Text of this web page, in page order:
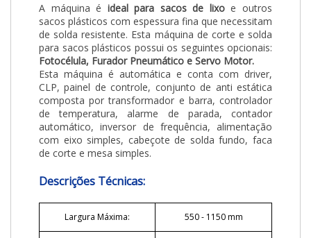
A máquina é ideal para sacos de lixoe outros
sacos plásticos com espessura fina que necessitam
de solda resistente. Esta máquina de corte e solda
para sacos plásticos possui os seguintes opcionais:
Fotocélula, Furador Pneumático e Servo Motor.
Esta máquina é automática e conta com driver,
CLP, painel de controle, conjunto de anti estática
composta por transformador e barra, controlador
de temperatura, alarme de parada, contador
automático, inversor de frequência, alimentação
com eixo simples, cabeçote de solda fundo, faca
de corte e mesa simples.
Descrições Técnicas:
Largura Máxima: 550 - 1150 mm